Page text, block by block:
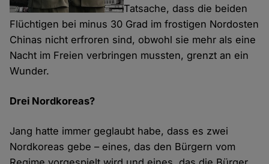
Tatsache, dass die beiden
Flüchtigen bei minus 30 Grad im frostigen Nordosten
Chinas nicht erfroren sind, obwohl sie mehr als eine
Nacht im Freien verbringen mussten, grenzt an ein
Wunder.
Drei Nordkoreas?
Jang hatte immer geglaubt habe, dass es zwei
Nordkoreas gebe – eines, das den Bürgern vom